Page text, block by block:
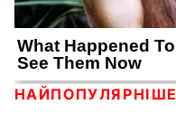
НАЙПОПУЛЯРНІШЕ